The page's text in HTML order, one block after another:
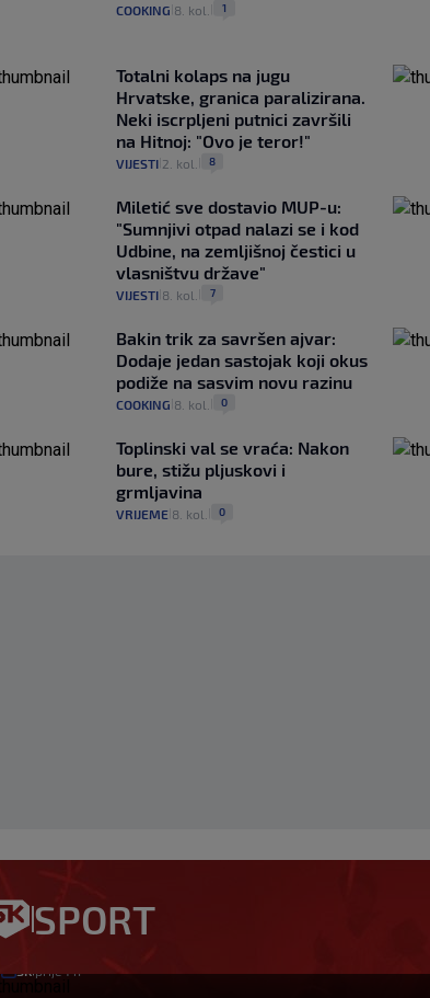
COOKING 8. kol. 1
Totalni kolaps na jugu
Hrvatske, granica paralizirana.
Neki iscrpljeni putnici završili
na Hitnoj: "Ovo je teror!"
VIJESTI 2. kol. 8
Miletić sve dostavio MUP-u:
"Sumnjivi otpad nalazi se i kod
Udbine, na zemljišnoj čestici u
vlasništvu države"
VIJESTI 8. kol. 7
Bakin trik za savršen ajvar:
Dodaje jedan sastojak koji okus
podiže na sasvim novu razinu
COOKING 8. kol. 0
Toplinski val se vraća: Nakon
bure, stižu pljuskovi i
grmljavina
VRIJEME 8. kol. 0
SPORT
Modriću u Milan stiže još
Vatreni?
SK prije 1 h